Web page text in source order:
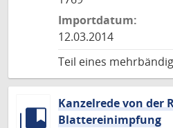
Importdatum:
12.03.2014
Teil eines
Kanzelrede von der
Blattereinimpfung